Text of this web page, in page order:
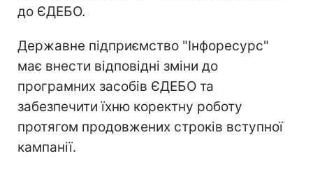
до ЄДЕБО.
Державне підприємство "Інфоресурс"
має внести відповідні зміни до
програмних засобів ЄДЕБО та
забезпечити їхню коректну роботу
протягом продовжених строків вступної
кампанії.